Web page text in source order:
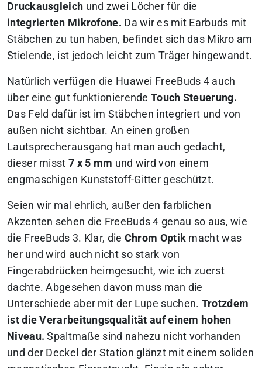
Druckausgleich und zwei Löcher für die
integrierten Mikrofone. Da wir es mit Earbuds mit
Stäbchen zu tun haben, befindet sich das Mikro am
Stielende, ist jedoch leicht zum Träger hingewandt.
Natürlich verfügen die Huawei FreeBuds 4 auch
über eine gut funktionierendeTouch Steuerung.
Das Feld dafür ist im Stäbchen integriert und von
außen nicht sichtbar. An einen großen
Lautsprecherausgang hat man auch gedacht,
dieser misst 7 x 5 mm und wird von einem
engmaschigen Kunststoff-Gitter geschützt.
Seien wir mal ehrlich, außer den farblichen
Akzenten sehen die FreeBuds 4 genau so aus, wie
die FreeBuds 3. Klar, die Chrom Optik macht was
her und wird auch nicht so stark von
Fingerabdrücken heimgesucht, wie ich zuerst
dachte. Abgesehen davon muss man die
Unterschiede aber mit der Lupe suchen. Trotzdem
ist die Verarbeitungsqualität auf einem hohen
Niveau. Spaltmaße sind nahezu nicht vorhanden
und der Deckel der Station glänzt mit einem soliden